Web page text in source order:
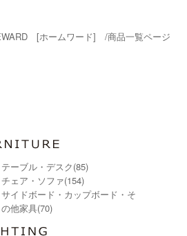
テーブル・デスク(85)
チェア・ソファ(154)
サイドボード・カップボード・そ
の他家具(70)